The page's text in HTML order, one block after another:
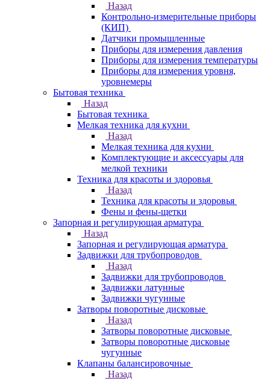
Назад
Контрольно-измерительные приборы
(КИП)
Датчики промышленные
Приборы для измерения давления
Приборы для измерения температуры
Приборы для измерения уровня,
уровнемеры
Бытовая техника
Назад
Бытовая техника
Мелкая техника для кухни
Назад
Мелкая техника для кухни
Комплектующие и аксессуары для
мелкой техники
Техника для красоты и здоровья
Назад
Техника для красоты и здоровья
Фены и фены-щетки
Запорная и регулирующая арматура
Назад
Запорная и регулирующая арматура
Задвижки для трубопроводов
Назад
Задвижки для трубопроводов
Задвижки латунные
Задвижки чугунные
Затворы поворотные дисковые
Назад
Затворы поворотные дисковые
Затворы поворотные дисковые
чугунные
Клапаны балансировочные
Назад